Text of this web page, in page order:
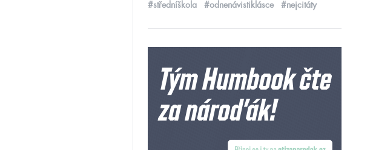
#středníškola
#odnenávistiklásce #nejcitáty